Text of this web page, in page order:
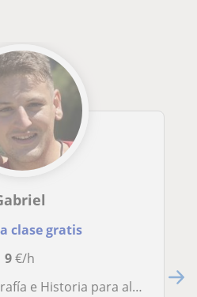
clase gratis
9€/h
Me considero una persona amable, comunicativa y sociable creando así un ambiente confortable para el estudio